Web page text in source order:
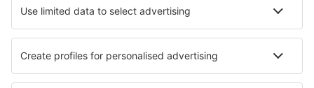
Hotels in Gelsenkirchen
Die besten Hotels - Städte